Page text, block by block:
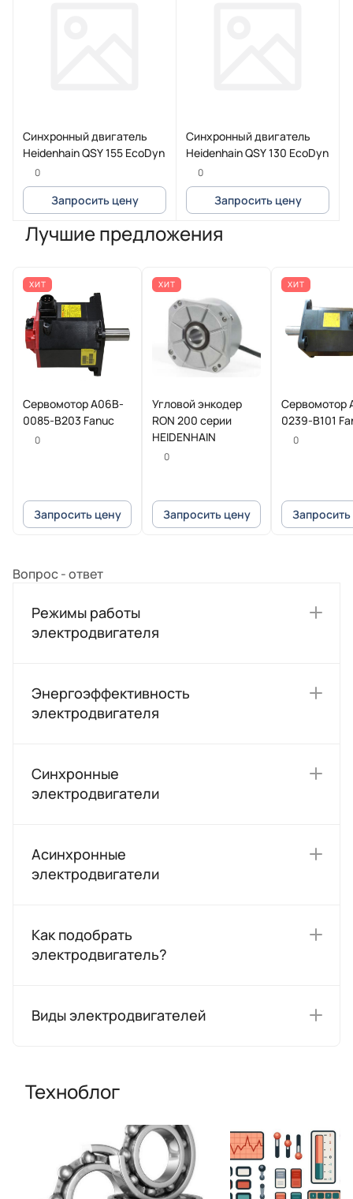
Синхронный двигатель
Heidenhain QSY 155 EcoDyn
0
Запросить цену
Синхронный двигатель
Heidenhain QSY 130 EcoDyn
0
Запросить цену
Лучшие предложения
ХИТ
Сервомотор A06B-
0085-B203 Fanuc
0
Запросить цену
ХИТ
Угловой энкодер
RON 200 серии
HEIDENHAIN
0
Запросить цену
ХИТ
Сервомотор
0239-B101
0
Вопрос - ответ
Режимы работы
электродвигателя
Энергоэффективность
электродвигателя
Синхронные
электродвигатели
Асинхронные
электродвигатели
Как подобрать
электродвигатель?
Виды электродвигателей
Техноблог